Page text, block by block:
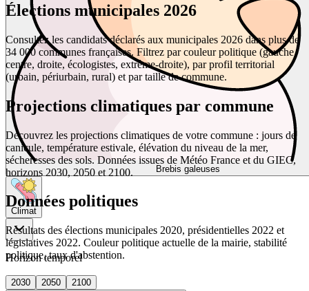
Brebis galeuses
Climat
Horizon temporel
2030 2050
2100
Élections municipales 2026
Consultez les candidats déclarés aux municipales 2026 dans plus de
34 000 communes françaises. Filtrez par couleur politique (gauche,
centre, droite, écologistes, extrême-droite), par profil territorial
(urbain, périurbain, rural) et par taille de commune.
Projections climatiques par commune
Découvrez les projections climatiques de votre commune : jours de
canicule, température estivale, élévation du niveau de la mer,
sécheresses des sols. Données issues de Météo France et du GIEC,
horizons 2030, 2050 et 2100.
Données politiques
Résultats des élections municipales 2020, présidentielles 2022 et
législatives 2022. Couleur politique actuelle de la mairie, stabilité
politique, taux d'abstention.